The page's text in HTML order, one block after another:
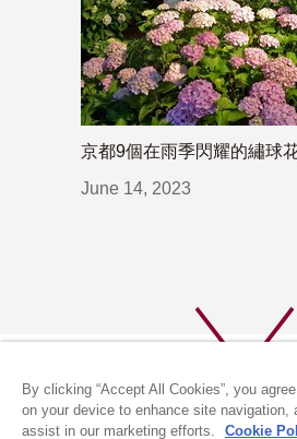
京都9個在雨季閃耀的繡球
June 14, 2023
By clicking “Accept All Cookies”, you
on your device to enhance site navigation,
assist in our marketing efforts.
Cookie